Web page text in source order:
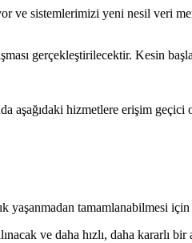
ve sistemlerimizi yeni nesil veri
gerçekleştirilecektir. Kesin
aşağıdaki hizmetlere erişim geçici
yaşanmadan tamamlanabilmesi
ve daha hızlı, daha kararlı